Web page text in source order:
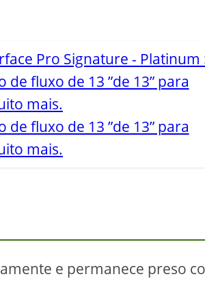
fluxo de 13 ”de 13” para
mais.
e permanece preso